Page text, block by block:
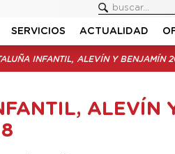
SERVICIOS ACTUALIDAD
INFANTIL, ALEVÍN Y BENJAMÍN
ALEVÍN